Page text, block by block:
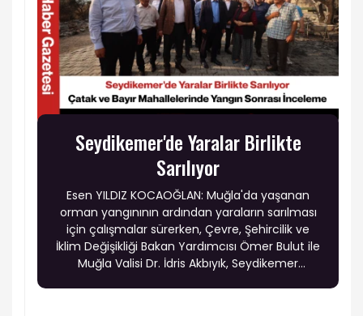
Seydikemer'de Yaralar Birlikte
Sarılıyor
Esen YILDIZ KOCAOĞLAN: Muğla'da yaşanan
orman yangınının ardından yaraların sarılması
için çalışmalar sürerken, Çevre, Şehircilik ve
İklim Değişikliği Bakan Yardımcısı Ömer Bulut ile
Muğla Valisi Dr. İdris Akbıyık, Seydikemer